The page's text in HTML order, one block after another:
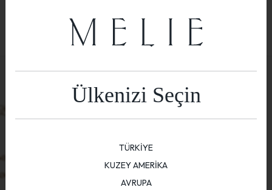
Ülkenizi Seçin
TÜRKİYE
KUZEY AMERİKA
AVRUPA